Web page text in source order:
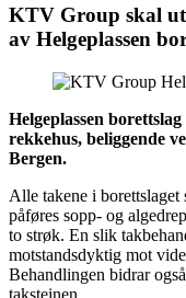
KTV Group skal
av Helgeplassen
Helgeplassen
rekkehus, beliggende
Bergen.
Alle takene i borettslaget
påføres sopp- og
to strøk. En slik
motstandsdyktig mot
Behandlingen bidrar
taksteinen.